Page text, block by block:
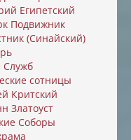
Египетский
Подвижник
(Синайский)
Служб
сотницы
Критский
Златоуст
Соборы